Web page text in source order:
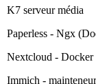
K7 serveur média
Paperless - Ngx
Nextcloud - Docker
Immich -